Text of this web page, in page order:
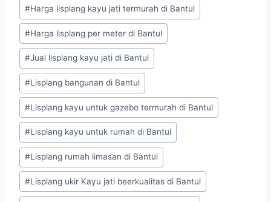
#Harga lisplang kayu jati termurah di Bantul
#Harga lisplang per meter di Bantul
#Jual lisplang kayu jati di Bantul
#Lisplang bangunan di Bantul
#Lisplang kayu untuk gazebo termurah di Bantul
#Lisplang kayu untuk rumah di Bantul
#Lisplang rumah limasan di Bantul
#Lisplang ukir Kayu jati beerkualitas di Bantul